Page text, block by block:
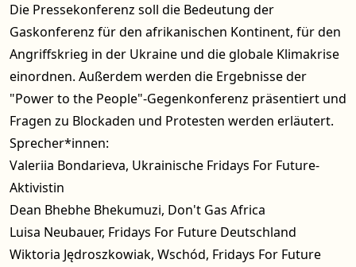
Die Pressekonferenz soll die Bedeutung der
Gaskonferenz für den afrikanischen Kontinent, für den
Angriffskrieg in der Ukraine und die globale Klimakrise
einordnen. Außerdem werden die Ergebnisse der
"Power to the People"-Gegenkonferenz präsentiert und
Fragen zu Blockaden und Protesten werden erläutert.
Sprecher*innen:
Valeriia Bondarieva, Ukrainische Fridays For Future-
Aktivistin
Dean Bhebhe Bhekumuzi, Don't Gas Africa
Luisa Neubauer, Fridays For Future Deutschland
Wiktoria Jędroszkowiak, Wschód, Fridays For Future